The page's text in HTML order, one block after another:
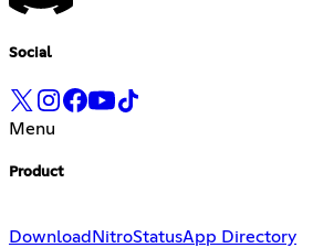
Social
Menu
Product
Download NitroStatusApp Directory